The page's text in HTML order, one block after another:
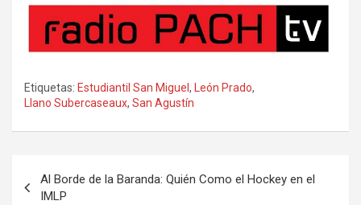
Etiquetas: Estudiantil San Miguel , León Prado,
Llano Subercaseaux, San Agustín
de
Al Borde de la Baranda: Quién Como el Hockey en el
IMLP